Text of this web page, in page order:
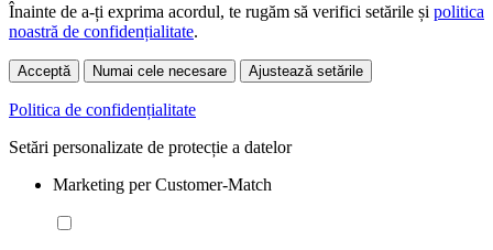
Înainte de a-ți exprima acordul, te rugăm să verifici setările și politica
noastră de confidențialitate.
Acceptă Numai cele necesare Ajustează setările
Politica de confidențialitate
Setări personalizate de protecție a datelor
Marketing per Customer-Match